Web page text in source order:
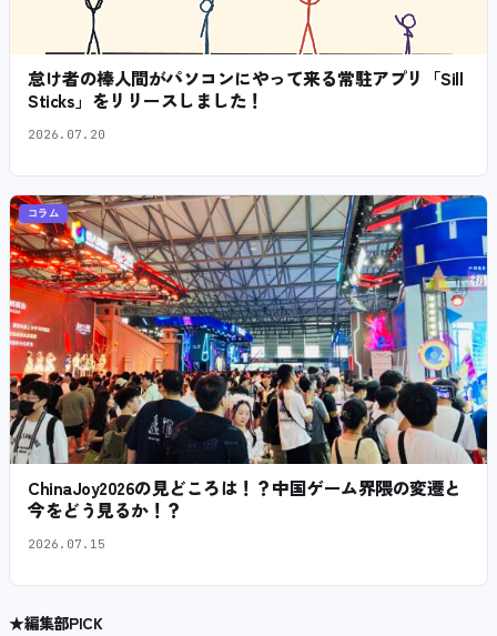
怠け者の棒人間がパソコンにやって来る常駐アプリ「Sill
Sticks」をリリースしました！
2026.07.20
コラム
ChinaJoy2026の見どころは！？中国ゲーム界隈の変遷と
今をどう見るか！？
2026.07.15
★編集部PICK